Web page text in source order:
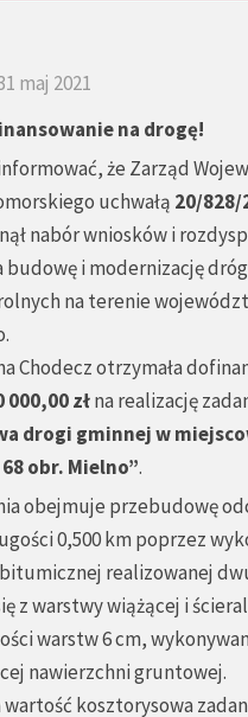
maj 2021
na drogę!
że Zarząd
uchwałą 20/828/
nabór wniosków i
budowę i modernizację
na terenie
Chodecz otrzymała
000,00 złna realizację
drogi gminnej w
obr. Mielno”.
obejmuje przebudowę
0,500 km poprzez
realizowanej
z warstwy wiążącej i
warstw 6 cm,
nawierzchni gruntowej.
kosztorysowa